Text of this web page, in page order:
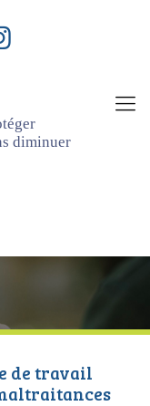
de travail